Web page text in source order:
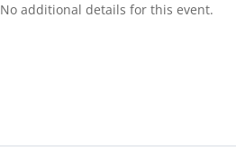
No additional details for this event.